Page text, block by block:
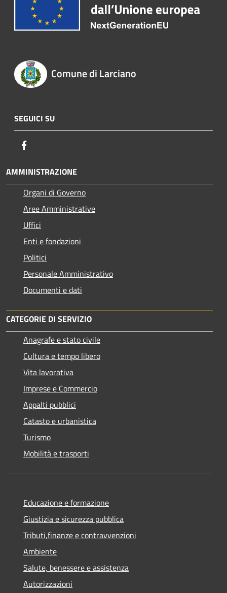
Comune di Larciano
SEGUICI SU
AMMINISTRAZIONE
Organi di Governo
Aree Amministrative
Uffici
Enti e fondazioni
Politici
Personale Amministrativo
Documenti e dati
CATEGORIE DI SERVIZIO
Anagrafe e stato civile
Cultura e tempo libero
Vita lavorativa
Imprese e Commercio
Appalti pubblici
Catasto e urbanistica
Turismo
Mobilità e trasporti
Educazione e formazione
Giustizia e sicurezza pubblica
Tributi,finanze e contravvenzioni
Ambiente
Salute, benessere e assistenza
Autorizzazioni